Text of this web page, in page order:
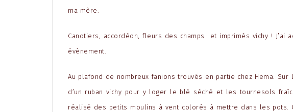
ma mère.
Canotiers, accordéon, fleurs des champs et imprimés vichy !
évènement.
Au plafond de nombreux fanions trouvés en partie chez Hema.
d’un ruban vichy pour y loger le blé séché et les tournesols
réalisé des petits moulins à vent colorés à mettre dans les pots.